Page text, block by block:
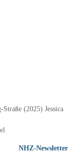
(2025) Jessica
NHZ-Newsletter